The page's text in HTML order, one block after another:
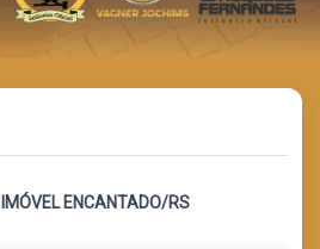
ENCANTADO/RS